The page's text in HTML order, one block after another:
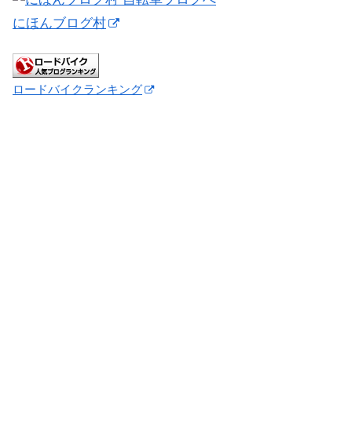
にほんブログ村
ロードバイクランキング